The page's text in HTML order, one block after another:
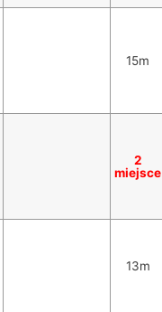
15m
2
miejsce
13m